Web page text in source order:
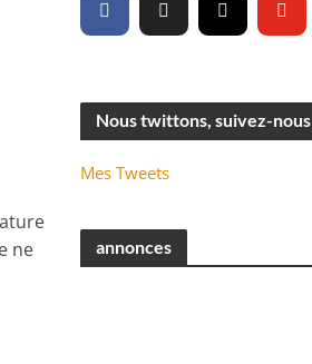
ne
Nous twittons, suivez-nous
Mes Tweets
annonces